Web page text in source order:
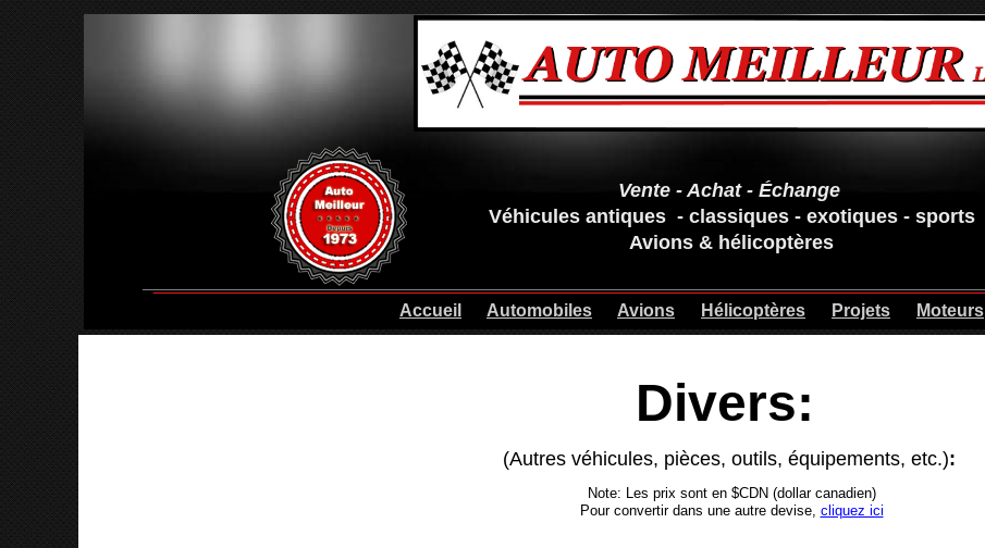
Vente - Achat - Échange
Véhicules antiques - classiques - exotiques - sports
Avions & hélicoptères
Accueil Automobiles Avions Hélicoptères Projets Moteurs
Divers:
(Autres véhicules, pièces, outils, équipements, etc.):
Note: Les prix sont en $CDN (dollar canadien)
Pour convertir dans une autre devise, cliquez ici